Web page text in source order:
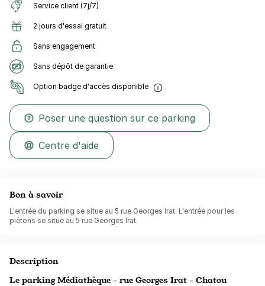
Service client (7j/7)
2 jours d'essai gratuit
Sans engagement
Sans dépôt de garantie
Option badge d'accès disponible
Poser une question sur ce parking
Centre d'aide
Bon à savoir
L'entrée du parking se situe au 5 rue Georges Irat. L'entrée pour les
piétons se situe au 5 rue Georges Irat.
Description
Le parking Médiathèque - rue Georges Irat - Chatou